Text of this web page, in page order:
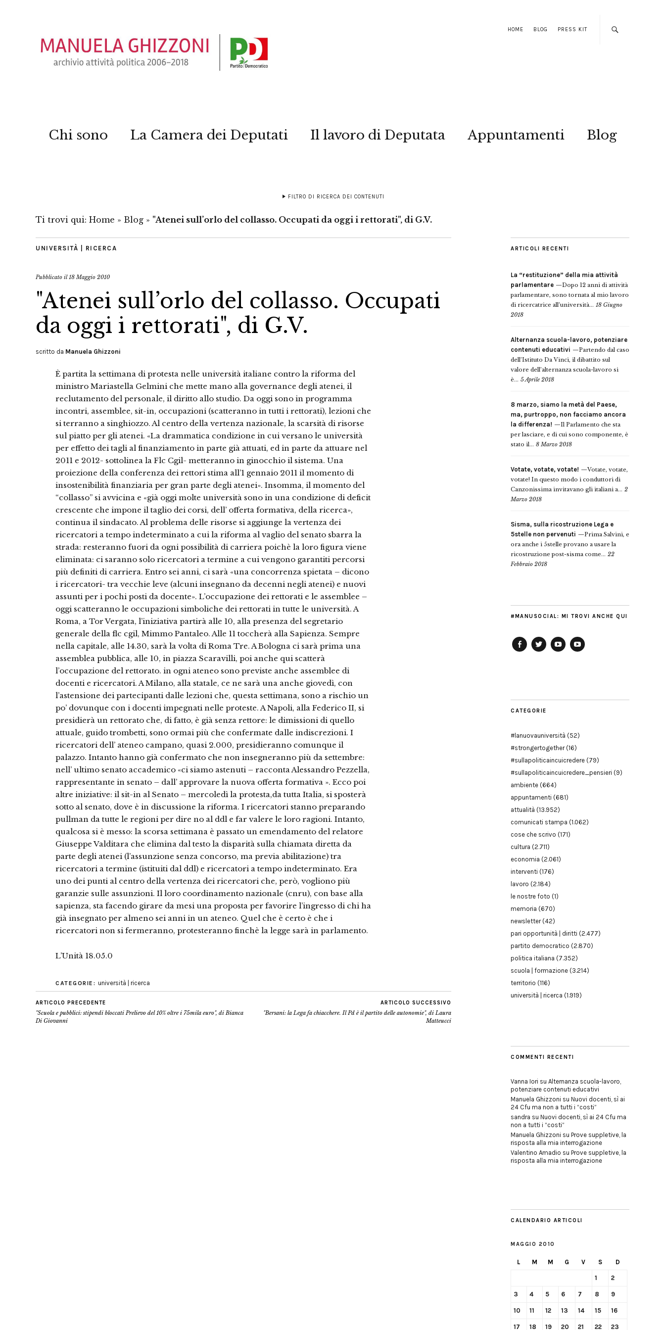
HOME BLOG PRESS KIT
Chi sono La Camera dei Deputati Il lavoro di Deputata Appuntamenti Blog
FILTRO DI RICERCA DEI CONTENUTI
Ti trovi qui: Home » Blog » "Atenei sull’orlo del collasso. Occupati da oggi i rettorati", di G.V.
UNIVERSITÀ | RICERCA
Pubblicato il18 Maggio 2010
"Atenei sull’orlo del collasso. Occupati
da oggi i rettorati", di G.V.
scritto da Manuela Ghizzoni
È partita la settimana di protesta nelle università italiane contro la riforma del
ministro Mariastella Gelmini che mette mano alla governance degli atenei, il
reclutamento del personale, il diritto allo studio. Da oggi sono in programma
incontri, assemblee, sit-in, occupazioni (scatteranno in tutti i rettorati), lezioni che
si terranno a singhiozzo. Al centro della vertenza nazionale, la scarsità di risorse
sul piatto per gli atenei. «La drammatica condizione in cui versano le università
per effetto dei tagli al finanziamento in parte già attuati, ed in parte da attuare nel
2011 e 2012- sottolinea la Flc Cgil- metteranno in ginocchio il sistema. Una
proiezione della conferenza dei rettori stima all’1 gennaio 2011 il momento di
insostenibilità finanziaria per gran parte degli atenei». Insomma, il momento del
“collasso” si avvicina e «già oggi molte università sono in una condizione di deficit
crescente che impone il taglio dei corsi, dell’ offerta formativa, della ricerca»,
continua il sindacato. Al problema delle risorse si aggiunge la vertenza dei
ricercatori a tempo indeterminato a cui la riforma al vaglio del senato sbarra la
strada: resteranno fuori da ogni possibilità di carriera poichè la loro figura viene
eliminata: ci saranno solo ricercatori a termine a cui vengono garantiti percorsi
più definiti di carriera. Entro sei anni, ci sarà «una concorrenza spietata – dicono
i ricercatori- tra vecchie leve (alcuni insegnano da decenni negli atenei) e nuovi
assunti per i pochi posti da docente». L’occupazione dei rettorati e le assemblee –
oggi scatteranno le occupazioni simboliche dei rettorati in tutte le università. A
Roma, a Tor Vergata, l’iniziativa partirà alle 10, alla presenza del segretario
generale della flc cgil, Mimmo Pantaleo. Alle 11 toccherà alla Sapienza. Sempre
nella capitale, alle 14.30, sarà la volta di Roma Tre. A Bologna ci sarà prima una
assemblea pubblica, alle 10, in piazza Scaravilli, poi anche qui scatterà
l’occupazione del rettorato. in ogni ateneo sono previste anche assemblee di
docenti e ricercatori. A Milano, alla statale, ce ne sarà una anche giovedì, con
l’astensione dei partecipanti dalle lezioni che, questa settimana, sono a rischio un
po’ dovunque con i docenti impegnati nelle proteste. A Napoli, alla Federico II, si
presidierà un rettorato che, di fatto, è già senza rettore: le dimissioni di quello
attuale, guido trombetti, sono ormai più che confermate dalle indiscrezioni. I
ricercatori dell’ ateneo campano, quasi 2.000, presidieranno comunque il
palazzo. Intanto hanno già confermato che non insegneranno più da settembre:
nell’ ultimo senato accademico «ci siamo astenuti – racconta Alessandro Pezzella,
rappresentante in senato – dall’ approvare la nuova offerta formativa ». Ecco poi
altre iniziative: il sit-in al Senato – mercoledì la protesta,da tutta Italia, si sposterà
sotto al senato, dove è in discussione la riforma. I ricercatori stanno preparando
pullman da tutte le regioni per dire no al ddl e far valere le loro ragioni. Intanto,
qualcosa si è messo: la scorsa settimana è passato un emendamento del relatore
Giuseppe Valditara che elimina dal testo la disparità sulla chiamata diretta da
parte degli atenei (l’assunzione senza concorso, ma previa abilitazione) tra
ricercatori a termine (istituiti dal ddl) e ricercatori a tempo indeterminato. Era
uno dei punti al centro della vertenza dei ricercatori che, però, vogliono più
garanzie sulle assunzioni. Il loro coordinamento nazionale (cnru), con base alla
sapienza, sta facendo girare da mesi una proposta per favorire l’ingresso di chi ha
già insegnato per almeno sei anni in un ateneo. Quel che è certo è che i
ricercatori non si fermeranno, protesteranno finchè la legge sarà in parlamento.
L’Unità 18.05.0
CATEGORIE: università | ricerca
ARTICOLO PRECEDENTE
"Scuola e pubblici: stipendi bloccati Prelievo del 10% oltre i 75mila euro", di Bianca
Di Giovanni
ARTICOLO SUCCESSIVO
"Bersani: la Lega fa chiacchere. Il Pd è il partito delle autonomie", di Laura
Matteucci
ARTICOLI RECENTI
La “restituzione” della mia attività
parlamentare
Dopo 12 anni di attività
parlamentare, sono tornata al mio lavoro
di ricercatrice all’università... 18 Giugno
2018
Alternanza scuola-lavoro, potenziare
contenuti educativi
Partendo dal caso
dell’Istituto Da Vinci, il dibattito sul
valore dell’alternanza scuola-lavoro si
è... 5 Aprile 2018
8 marzo, siamo la metà del Paese,
ma, purtroppo, non facciamo ancora
la differenza!
Il Parlamento che sta
per lasciare, e di cui sono componente, è
stato il... 8 Marzo 2018
Votate, votate, votate!
Votate, votate,
votate! In questo modo i conduttori di
Canzonissima invitavano gli italiani a... 2
Marzo 2018
Sisma, sulla ricostruzione Lega e
5stelle non pervenuti
Prima Salvini, e
ora anche i 5stelle provano a usare la
ricostruzione post-sisma come... 22
Febbraio 2018
#MANUSOCIAL: MI TROVI ANCHE QUI
CATEGORIE
#lanuovauniversità (52)
#strongertogether(16)
#sullapoliticaincuicredere (79)
#sullapoliticaincuicredere_pensieri (9)
ambiente (664)
appuntamenti (681)
attualità (13.952)
comunicati stampa (1.062)
cose che scrivo (171)
cultura (2.711)
economia (2.061)
interventi (176)
lavoro (2.184)
le nostre foto (1)
memoria (670)
newsletter(42)
pari opportunità | diritti (2.477)
partito democratico (2.870)
politica italiana (7.352)
scuola | formazione (3.214)
territorio (116)
università | ricerca (1.919)
COMMENTI RECENTI
Vanna Iori su Alternanza scuola-lavoro,
potenziare contenuti educativi
Manuela Ghizzoni su Nuovi docenti, sì ai
24 Cfu ma non a tutti i “costi”
sandra su Nuovi docenti, sì ai 24 Cfu ma
non a tutti i “costi”
Manuela Ghizzoni su Prove suppletive, la
risposta alla mia interrogazione
Valentino Amadio su Prove suppletive, la
risposta alla mia interrogazione
CALENDARIO ARTICOLI
MAGGIO 2010
L M M G V S D
1 2
3 4 5 6 7 8 9
10 11 12 13 14 15 16
17 18 19 20 21 22 23